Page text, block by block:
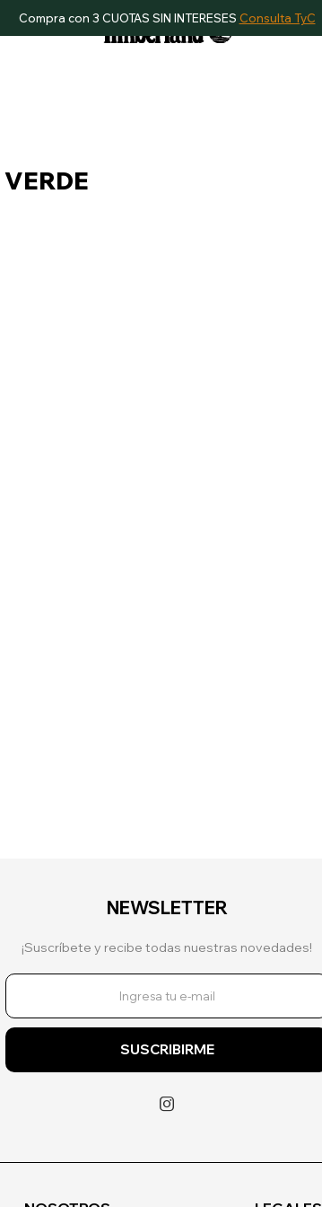
Compra con 3 CUOTAS SIN INTERESES Consulta TyC
NEWSLETTER
¡Suscríbete y recibe todas nuestras novedades!
SUSCRIBIRME
